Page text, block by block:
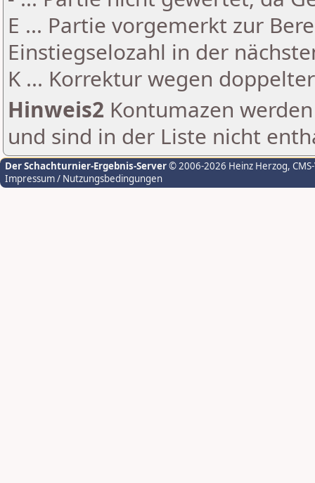
E ... Partie vorgemerkt zur
Einstiegselozahl in der
K ... Korrektur wegen
Hinweis2 Kontumazen
und sind in der Liste nicht
Der Schachturnier-Ergebnis-Server© 2006-2026 Heinz Herzog,
Impressum / Nutzungsbedingungen